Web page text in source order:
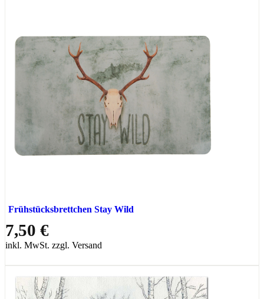
Frühstücksbrettchen Stay Wild
7,50 €
inkl. MwSt. zzgl. Versand